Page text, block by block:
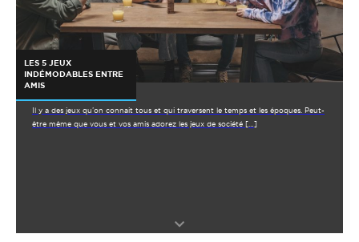
LES 5 JEUX
INDÉMODABLES ENTRE
AMIS
Il y a des jeux qu’on connait tous et qui traversent le temps et les époques. Peut-
être même que vous et vos amis adorez les jeux de société […]